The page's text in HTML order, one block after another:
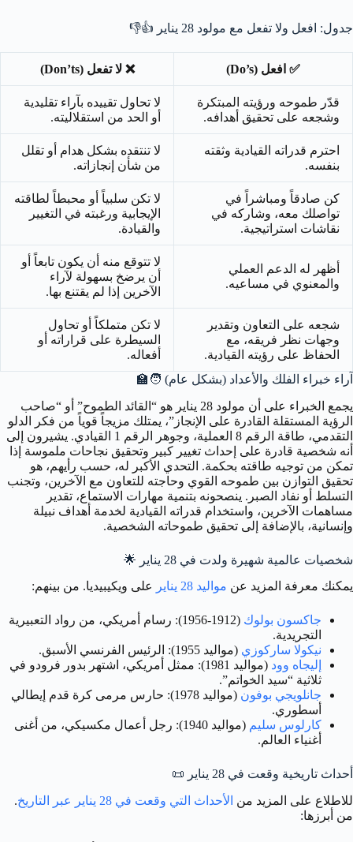
جدول: افعل ولا تفعل مع مولود 28 يناير 👍👎
✅ افعل (Do’s) ❌ لا تفعل (Don’ts)
قدّر طموحه ورؤيته المبتكرة
وشجعه على تحقيق أهدافه.
لا تحاول تقييده بآراء تقليدية
أو الحد من استقلاليته.
احترم قدراته القيادية وثقته
بنفسه.
لا تنتقده بشكل هدام أو تقلل
من شأن إنجازاته.
كن صادقاً ومباشراً في
تواصلك معه، وشاركه في
نقاشات استراتيجية.
لا تكن سلبياً أو محبطاً لطاقته
الإيجابية ورغبته في التغيير
والقيادة.
أظهر له الدعم العملي
والمعنوي في مساعيه.
لا تتوقع منه أن يكون تابعاً أو
أن يرضخ بسهولة لآراء
الآخرين إذا لم يقتنع بها.
شجعه على التعاون وتقدير
وجهات نظر فريقه، مع
الحفاظ على رؤيته القيادية.
لا تكن متملكاً أو تحاول
السيطرة على قراراته أو
أفعاله.
آراء خبراء الفلك والأعداد (بشكل عام) 🧑‍🏫
يجمع الخبراء على أن مولود 28 يناير هو “القائد الطموح” أو “صاحب
الرؤية المستقلة القادرة على الإنجاز”، يمتلك مزيجاً قوياً من فكر الدلو
التقدمي، طاقة الرقم 8 العملية، وجوهر الرقم 1 القيادي. يشيرون إلى
أنه شخصية قادرة على إحداث تغيير كبير وتحقيق نجاحات ملموسة إذا
تمكن من توجيه طاقته بحكمة. التحدي الأكبر له، حسب رأيهم، هو
تحقيق التوازن بين طموحه القوي وحاجته للتعاون مع الآخرين، وتجنب
التسلط أو نفاد الصبر. ينصحونه بتنمية مهارات الاستماع، تقدير
مساهمات الآخرين، واستخدام قدراته القيادية لخدمة أهداف نبيلة
وإنسانية، بالإضافة إلى تحقيق طموحاته الشخصية.
شخصيات عالمية شهيرة ولدت في 28 يناير
🌟
يمكنك معرفة المزيد عن مواليد 28 يناير على ويكيبيديا. من بينهم:
جاكسون بولوك
(1912-1956): رسام أمريكي، من رواد التعبيرية
التجريدية.
نيكولا ساركوزي (مواليد 1955): الرئيس الفرنسي الأسبق.
إليجاه وود
(مواليد 1981): ممثل أمريكي، اشتهر بدور فرودو في
ثلاثية “سيد الخواتم”.
جانلويجي بوفون
(مواليد 1978): حارس مرمى كرة قدم إيطالي
أسطوري.
كارلوس سليم
(مواليد 1940): رجل أعمال مكسيكي، من أغنى
أغنياء العالم.
أحداث تاريخية وقعت في 28 يناير
📜
للاطلاع على المزيد من الأحداث التي وقعت في 28 يناير عبر التاريخ
.
من أبرزها: